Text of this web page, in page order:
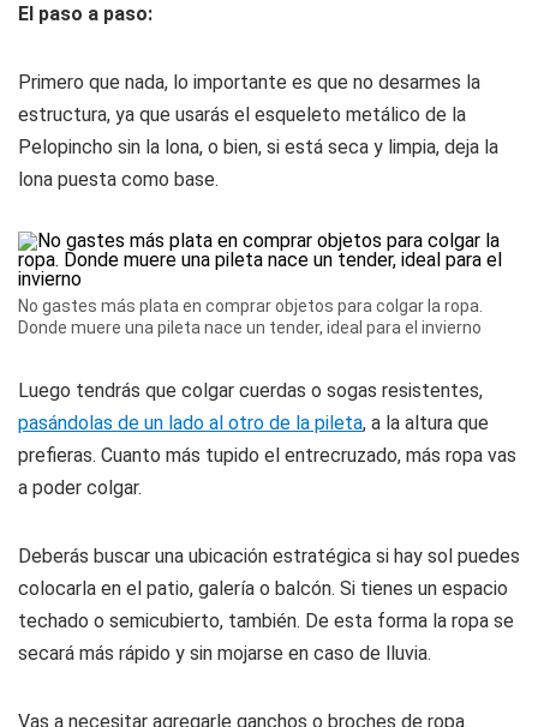
El paso a paso:
Primero que nada, lo importante es que no desarmes la
estructura, ya que usarás el esqueleto metálico de la
Pelopincho sin la lona, o bien, si está seca y limpia, deja la
lona puesta como base.
No gastes más plata en comprar objetos para colgar la ropa.
Donde muere una pileta nace un tender, ideal para el invierno
Luego tendrás que colgar cuerdas o sogas resistentes,
pasándolas de un lado al otro de la pileta, a la altura que
prefieras. Cuanto más tupido el entrecruzado, más ropa vas
a poder colgar.
Deberás buscar una ubicación estratégica si hay sol puedes
colocarla en el patio, galería o balcón. Si tienes un espacio
techado o semicubierto, también. De esta forma la ropa se
secará más rápido y sin mojarse en caso de lluvia.
Vas a necesitar agregarle ganchos o broches de ropa.